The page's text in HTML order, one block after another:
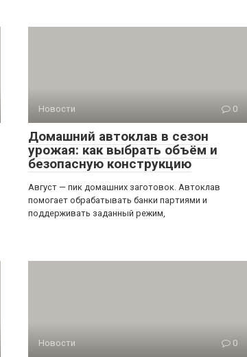
Новости 0
Домашний автоклав в сезон
урожая: как выбрать объём и
безопасную конструкцию
Август — пик домашних заготовок. Автоклав
помогает обрабатывать банки партиями и
поддерживать заданный режим,
Новости 0